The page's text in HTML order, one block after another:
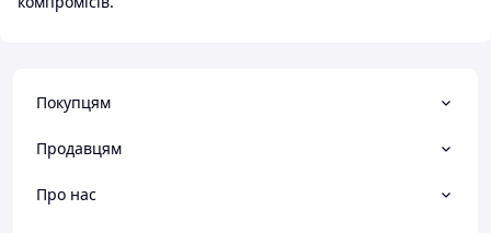
Покупцям
Продавцям
Про нас